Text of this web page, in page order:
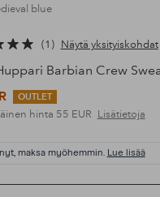
blue
1 Näytä yksityiskohdat
Barbian Crew
OUTLET
hinta 55 EUR Lisätietoja
maksa myöhemmin. Lue lisää